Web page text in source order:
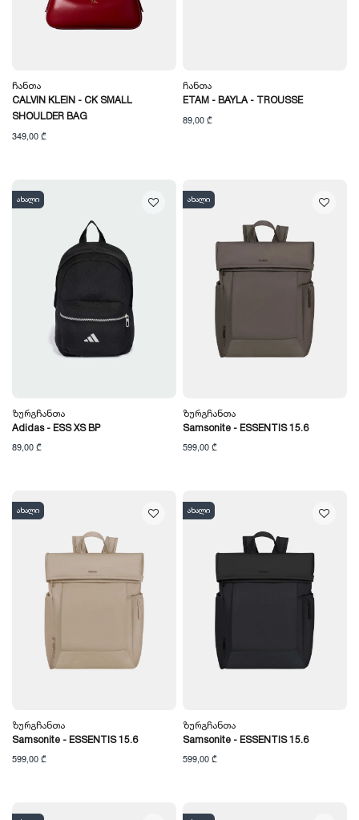
Ჩანთა
CALVIN KLEIN - CK SMALL
SHOULDER BAG
349,00 ₾
Ჩანთა
ETAM - BAYLA - TROUSSE
89,00 ₾
ახალი
Ზურგჩანთა
Adidas - ESS XS BP
89,00 ₾
ახალი
Ზურგჩანთა
Samsonite - ESSENTIS 15.6
599,00 ₾
ახალი
Ზურგჩანთა
Samsonite - ESSENTIS 15.6
599,00 ₾
ახალი
Ზურგჩანთა
Samsonite - ESSENTIS 15.6
599,00 ₾